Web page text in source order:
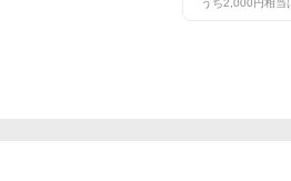
うち2,000円相当